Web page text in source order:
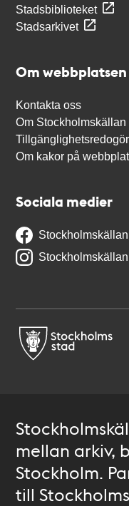
Stadsbiblioteket
Stadsarkivet
Om webbplatsen
Kontakta oss
Om Stockholmskällan
Om kakor på
Sociala medier
mellan arkiv,
Stockholm.
till